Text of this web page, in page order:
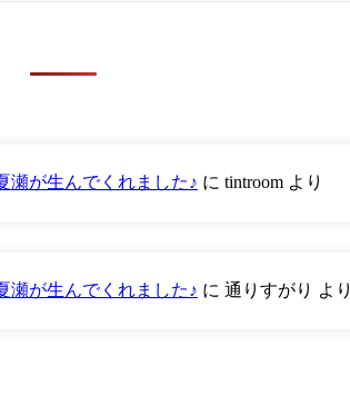
瀬が生んでくれました♪ に tintroom より
瀬が生んでくれました♪ に 通りすがり より